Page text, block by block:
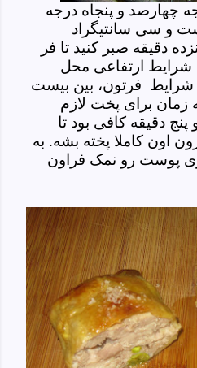
چهارصد و پنجاه درجه
و سی سانتیگراد
دقیقه صبر کنید تا فر
شرایط ارتفاعی محل
فرتون، بین بیست
زمان برای پخت لازم
دقیقه کافی بود تا
اون کاملا پخته بشه. به
پوست رو نمک فراون